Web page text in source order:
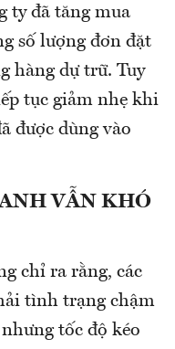
ty đã tăng mua
số lượng đơn đặt
hàng dự trữ. Tuy
tục giảm nhẹ khi
được dùng vào
VẪN KHÓ
chỉ ra rằng, các
tình trạng chậm
tốc độ kéo